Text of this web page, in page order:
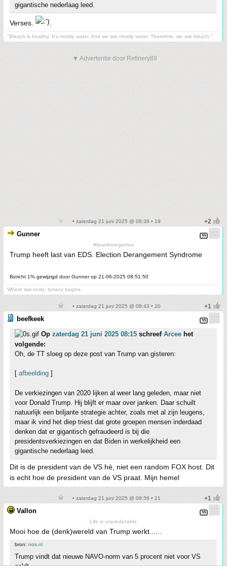
gigantische nederlaag leed.
Verses. .
"Bleach is healthy. It's mostly water. And we are mostly water. Therefore, we are bleach."
▼ Advertentie door Refinery89
• zaterdag 21 juni 2025 @ 08:38 • 19
Gunner
#teamkroegenlos
Trump heeft last van EDS. Election Derangement Syndrome
Bericht 1% gewijzigd door Gunner op 21-06-2025 08:51:50
Where law ends, tyrrany begins.
• zaterdag 21 juni 2025 @ 08:43 • 20
beefkeek
Op zaterdag 21 juni 2025 08:15 schreef Arcee het
volgende:
Oh, de TT sloeg op deze post van Trump van gisteren:
[ afbeelding ]
De verkiezingen van 2020 lijken al weer lang geleden, maar niet
voor Donald Trump. Hij blijft er maar over janken. Daar schuilt
natuurlijk een briljante strategie achter, zoals met al zijn leugens,
maar ik vind het diep triest dat grote groepen mensen inderdaad
denken dat er gigantisch gefraudeerd is bij die
presidentsverkiezingen en dat Biden in werkelijkheid een
gigantische nederlaag leed.
Dit is de president van de VS hè, niet een random FOX host. Dit
is echt hoe de president van de VS praat. Mijn hemel
• zaterdag 21 juni 2025 @ 08:56 • 21
Vallon
Life is unpredictable
Mooi hoe de (denk)wereld van Trump werkt......
bron: nos.nl
Trump vindt dat nieuwe NAVO-norm van 5 procent niet voor VS
geldt